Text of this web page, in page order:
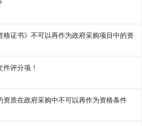
格证书》不可以再作为政府采购项目中的资
评分项！
资质在政府采购中不可以再作为资格条件